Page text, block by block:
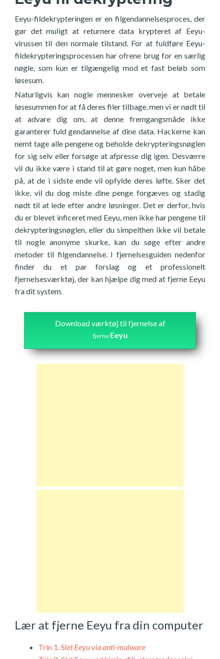
Eeyu-fildekrypteringen er en filgendannelsesproces, der
gør det muligt at returnere data krypteret af Eeyu-
virussen til den normale tilstand. For at fuldføre Eeyu-
fildekrypteringsprocessen har ofrene brug for en særlig
nøgle, som kun er tilgængelig mod et fast beløb som
løsesum.
Naturligvis kan nogle mennesker overveje at betale
løsesummen for at få deres filer tilbage, men vi er nødt til
at advare dig om, at denne fremgangsmåde ikke
garanterer fuld gendannelse af dine data. Hackerne kan
nemt tage alle pengene og beholde dekrypteringsnøglen
for sig selv eller forsøge at afpresse dig igen. Desværre
vil du ikke være i stand til at gøre noget, men kun håbe
på, at de i sidste ende vil opfylde deres løfte. Sker det
ikke, vil du dog miste dine penge forgæves og stadig
nødt til at lede efter andre løsninger. Det er derfor, hvis
du er blevet inficeret med Eeyu, men ikke har pengene til
dekrypteringsnøglen, eller du simpelthen ikke vil betale
til nogle anonyme skurke, kan du søge efter andre
metoder til filgendannelse. I fjernelsesguiden nedenfor
finder du et par forslag og et professionelt
fjernelsesværktøj, der kan hjælpe dig med at fjerne Eeyu
fra dit system.
Download værktøj til fjernelse af
fjerne Eeyu
Lær at fjerne Eeyu fra din computer
Trin 1.Slet Eeyu via anti-malware